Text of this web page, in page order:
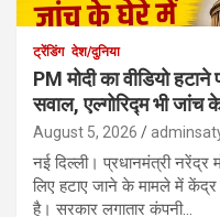
ट्रेंडिंग देश/दुनिया
PM मोदी का वीडियो
सवाल, एल्गोरिद्म भी जांच
August 5, 2026
नई दिल्ली। प्रधानमंत्री
लिए हटाए जाने के मामले में
है। सरकार लगातार कंपनी…